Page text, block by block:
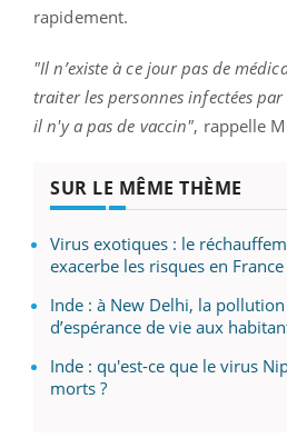
rapidement.
"Il n’existe à ce jour pas de
traiter les personnes infectées
il n'y a pas de vaccin", rappelle
SUR LE MÊME THÈME
Virus exotiques : le
exacerbe les risques en France
Inde : à New Delhi, la
d’espérance de vie aux
Inde : qu'est-ce que le virus
morts ?